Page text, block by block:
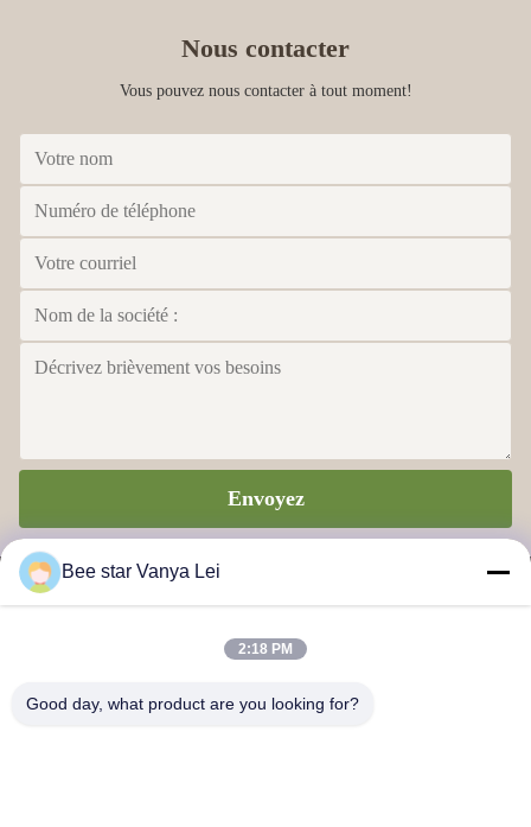
Nous contacter
Vous pouvez nous contacter à tout moment!
Envoyez
ÉTOILE D'ABEILLE POUR AMÉLIORER VOTRE VIE
Bee star Vanya Lei
2:18 PM
Good day, what product are you looking for?